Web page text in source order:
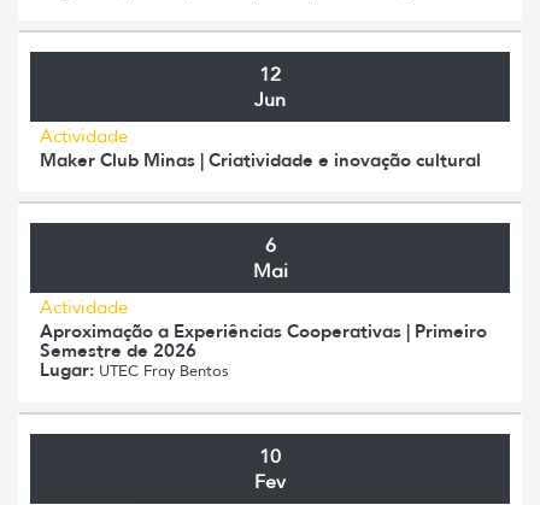
12
Jun
Actividade
Maker Club Minas | Criatividade e inovação cultural
6
Mai
Actividade
Aproximação a Experiências Cooperativas | Primeiro
Semestre de 2026
Lugar: UTEC Fray Bentos
10
Fev